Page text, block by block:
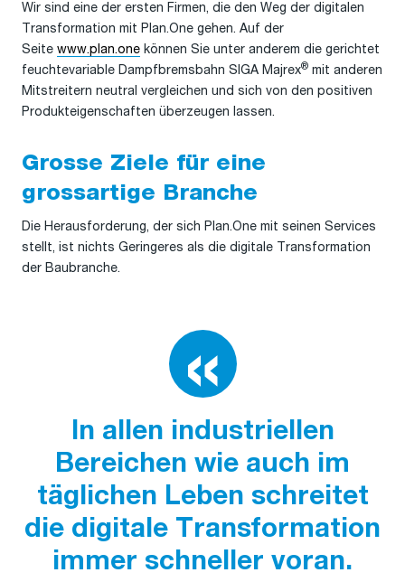
Wir sind eine der ersten Firmen, die den Weg der digitalen
Transformation mit Plan.One gehen. Auf der
Seite www.plan.one können Sie unter anderem die gerichtet
feuchtevariable Dampfbremsbahn SIGA Majrex® mit anderen
Mitstreitern neutral vergleichen und sich von den positiven
Produkteigenschaften überzeugen lassen.
Grosse Ziele für eine
grossartige Branche
Die Herausforderung, der sich Plan.One mit seinen Services
stellt, ist nichts Geringeres als die digitale Transformation
der Baubranche.
In allen industriellen
Bereichen wie auch im
täglichen Leben schreitet
die digitale Transformation
immer schneller voran.